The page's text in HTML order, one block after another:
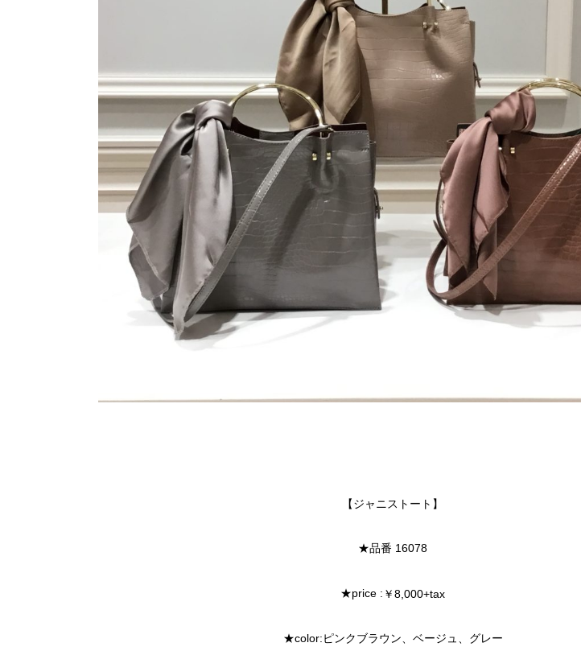
【ジャニストート】
★品番 16078
★price : ￥8,000+tax
★color:ピンクブラウン、ベージュ、グレー